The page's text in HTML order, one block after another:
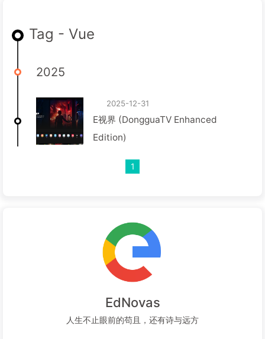
Tag - Vue
2025
2025-12-31
E视界 (DongguaTV Enhanced
Edition)
1
EdNovas
人生不止眼前的苟且，还有诗与远方